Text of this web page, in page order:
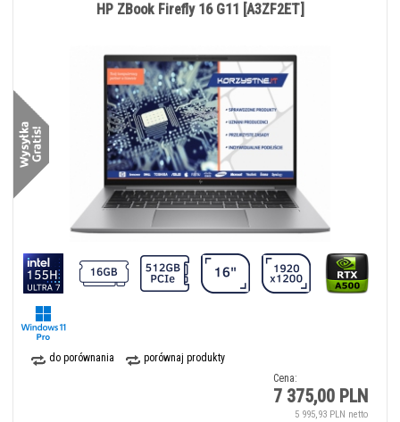
do porównania
porównaj produkty
Cena:
7 375,00 PLN
5 995,93 PLN netto
HP ZBook Firefly 16 G11 [A3ZF2ET]